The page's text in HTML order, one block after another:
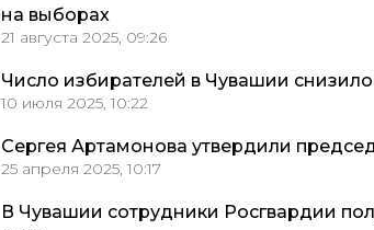
на выборах
21 августа 2025, 09:26
Число избирателей в Чувашии
10 июля 2025, 10:22
Сергея Артамонова утвердили
25 апреля 2025, 10:17
В Чувашии сотрудники Росгвардии